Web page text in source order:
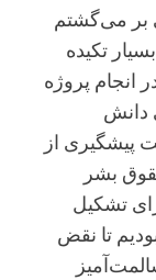
بر می‌گشتم
تکیده
انجام پروژه
دانش
پیشگیری از
بشر
تشکیل
تا نقض